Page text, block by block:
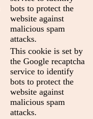
bots to protect the
website against
malicious spam
attacks.
This cookie is set by
the Google recaptcha
service to identify
bots to protect the
website against
malicious spam
attacks.